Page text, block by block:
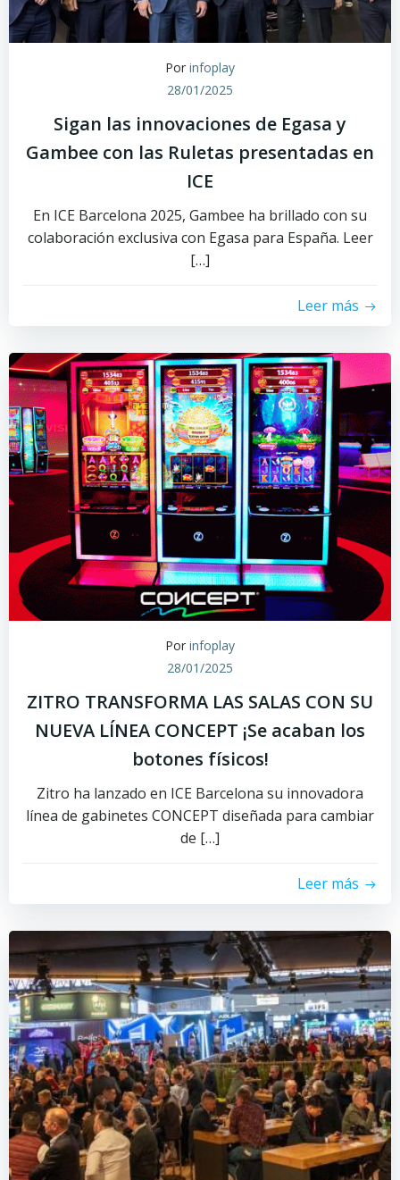
Por infoplay
28/01/2025
Sigan las innovaciones de Egasa y
Gambee con las Ruletas presentadas en
ICE
En ICE Barcelona 2025, Gambee ha brillado con su
colaboración exclusiva con Egasa para España. Leer
[…]
Leer más
Por infoplay
28/01/2025
ZITRO TRANSFORMA LAS SALAS CON SU
NUEVA LÍNEA CONCEPT ¡Se acaban los
botones físicos!
Zitro ha lanzado en ICE Barcelona su innovadora
línea de gabinetes CONCEPT diseñada para cambiar
de […]
Leer más